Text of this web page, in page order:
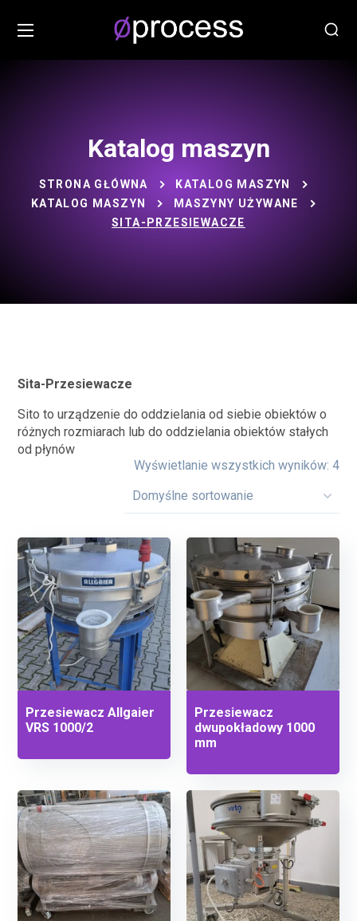
Katalog maszyn
STRONA GŁÓWNA
KATALOG MASZYN
KATALOG MASZYN
MASZYNY UŻYWANE
SITA-PRZESIEWACZE
Sita-Przesiewacze
Sito to urządzenie do oddzielania od siebie obiektów o
różnych rozmiarach lub do oddzielania obiektów stałych
od płynów
Wyświetlanie wszystkich wyników: 4
Przesiewacz Allgaier
VRS 1000/2
Przesiewacz
dwupokładowy 1000
mm